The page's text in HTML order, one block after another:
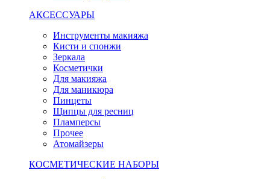
АКСЕССУАРЫ
Инструменты макияжа
Кисти и спонжи
Зеркала
Косметички
Для макияжа
Для маникюра
Пинцеты
Щипцы для ресниц
Пламперсы
Прочее
Атомайзеры
КОСМЕТИЧЕСКИЕ НАБОРЫ